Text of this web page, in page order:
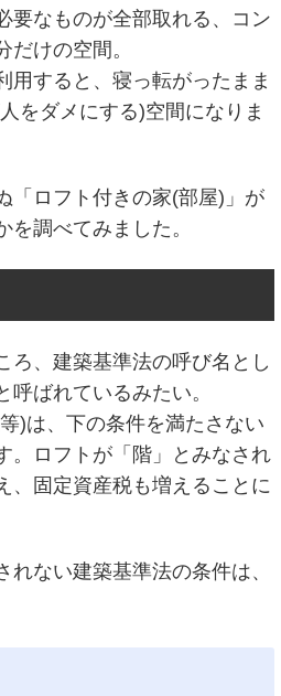
要なものが全部取れる、コン
けの空間。
用すると、寝っ転がったまま
をダメにする)空間になりま
「ロフト付きの家(部屋)」が
調べてみました。
ろ、建築基準法の呼び名とし
ばれているみたい。
)は、下の条件を満たさない
。ロフトが「階」とみなされ
、固定資産税も増えることに
れない建築基準法の条件は、